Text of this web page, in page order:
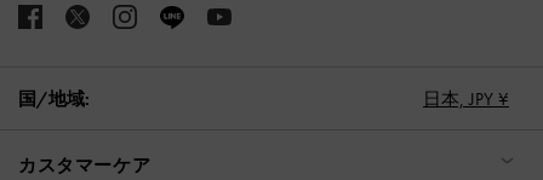
国/地域: 日本, JPY ¥
カスタマーケア